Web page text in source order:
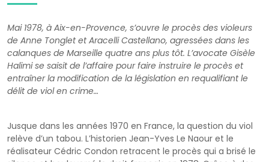
Mai 1978, à Aix-en-Provence, s’ouvre le procès des violeurs
de Anne Tonglet et Aracelli Castellano, agressées dans les
calanques de Marseille quatre ans plus tôt. L’avocate Gisèle
Halimi se saisit de l’affaire pour faire instruire le procès et
entraîner la modification de la législation en requalifiant le
délit de viol en crime…
Jusque dans les années 1970 en France, la question du viol
relève d’un tabou. L’historien Jean-Yves Le Naour et le
réalisateur Cédric Condon retracent le procès qui a brisé le